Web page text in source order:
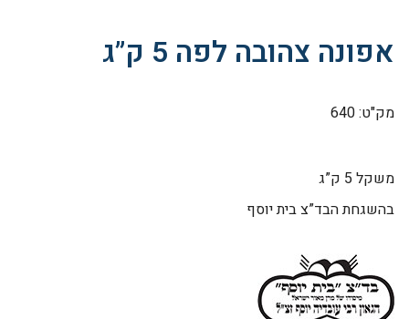
אפונה צהובה לפה 5 ק”ג
מק"ט: 640
משקל 5 ק”ג
בהשגחת הבד”צ בית יוסף